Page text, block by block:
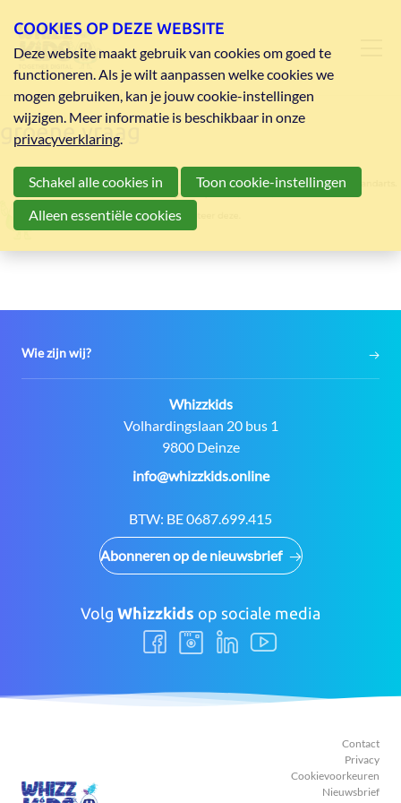
groene vraag
Wie zijn wij?
Contact:
Whizzkids
Adres:
Volhardingslaan 20 bus 1
9800 Deinze
E-
info@whizzkids.online
BTW: BE 0687.699.415
Abonneren op de nieuwsbrief
Volg Whizzkids op sociale media
Volg
ons
Volg
ons
Volg
ons
Volg
ons
Contact
Privacy
Cookievoorkeuren
Nieuwsbrief
COOKIES OP DEZE WEBSITE
Deze website maakt gebruik van cookies om goed te
functioneren. Als je wilt aanpassen welke cookies we
mogen gebruiken, kan je jouw cookie-instellingen
wijzigen. Meer informatie is beschikbaar in onze
privacyverklaring.
Schakel alle cookies in
Toon cookie-instellingen
Alleen essentiële cookies